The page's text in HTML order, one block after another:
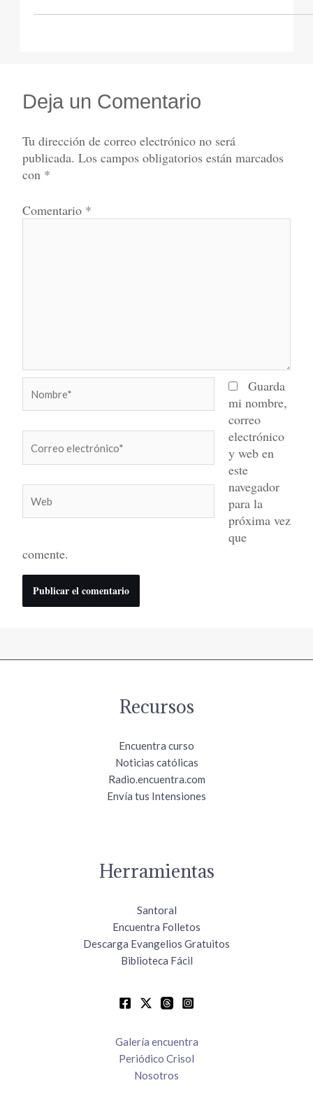
Deja un Comentario
Tu dirección de correo electrónico no será
publicada. Los campos obligatorios están marcados
con *
Comentario *
electrónico*
Guarda
mi nombre,
correo
electrónico
y web en
este
navegador
para la
próxima vez
que
comente.
Recursos
Encuentra curso
Noticias católicas
Radio.encuentra.com
Envía tus Intensiones
Herramientas
Santoral
Encuentra Folletos
Descarga Evangelios Gratuitos
Biblioteca Fácil
Galería encuentra
Periódico Crisol
Nosotros